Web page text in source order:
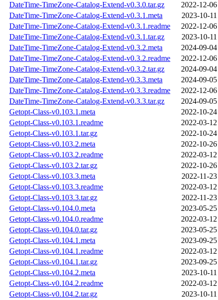
DateTime-TimeZone-Catalog-Extend-v0.3.0.tar.gz
2022-12-
DateTime-TimeZone-Catalog-Extend-v0.3.1.meta
2023-10-
DateTime-TimeZone-Catalog-Extend-v0.3.1.readme
2022-12-
DateTime-TimeZone-Catalog-Extend-v0.3.1.tar.gz
2023-10-
DateTime-TimeZone-Catalog-Extend-v0.3.2.meta
2024-09-
DateTime-TimeZone-Catalog-Extend-v0.3.2.readme
2022-12-
DateTime-TimeZone-Catalog-Extend-v0.3.2.tar.gz
2024-09-
DateTime-TimeZone-Catalog-Extend-v0.3.3.meta
2024-09-
DateTime-TimeZone-Catalog-Extend-v0.3.3.readme
2022-12-
DateTime-TimeZone-Catalog-Extend-v0.3.3.tar.gz
2024-09-
Getopt-Class-v0.103.1.meta
2022-10-
Getopt-Class-v0.103.1.readme
2022-03-
Getopt-Class-v0.103.1.tar.gz
2022-10-
Getopt-Class-v0.103.2.meta
2022-10-
Getopt-Class-v0.103.2.readme
2022-03-
Getopt-Class-v0.103.2.tar.gz
2022-10-
Getopt-Class-v0.103.3.meta
2022-11-
Getopt-Class-v0.103.3.readme
2022-03-
Getopt-Class-v0.103.3.tar.gz
2022-11-
Getopt-Class-v0.104.0.meta
2023-05-
Getopt-Class-v0.104.0.readme
2022-03-
Getopt-Class-v0.104.0.tar.gz
2023-05-
Getopt-Class-v0.104.1.meta
2023-09-
Getopt-Class-v0.104.1.readme
2022-03-
Getopt-Class-v0.104.1.tar.gz
2023-09-
Getopt-Class-v0.104.2.meta
2023-10-
Getopt-Class-v0.104.2.readme
2022-03-
Getopt-Class-v0.104.2.tar.gz
2023-10-